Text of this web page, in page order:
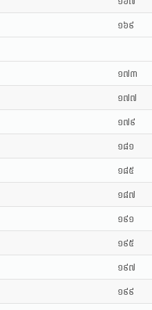
១៦៩
១៧៣
១៧៧
១៧៩
១៨១
១៨៥
១៨៧
១៩១
១៩៥
១៩៧
១៩៩